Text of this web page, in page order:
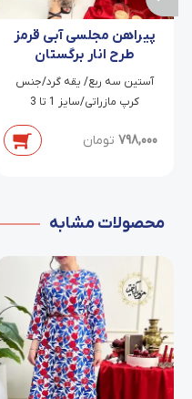
پیراهن مجلسی آبی قرمز
طرح انار برگستان
آستین سه ربع/ یقه گرد/جنس
کرپ مازراتی/سایز 1 تا 3
798,000 تومان
محصولات مشابه